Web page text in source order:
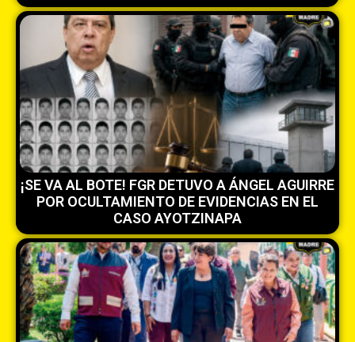
¡SE VA AL BOTE! FGR DETUVO A ÁNGEL AGUIRRE
POR OCULTAMIENTO DE EVIDENCIAS EN EL
CASO AYOTZINAPA